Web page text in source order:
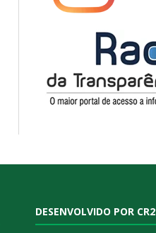
DESENVOLVIDO POR CR2